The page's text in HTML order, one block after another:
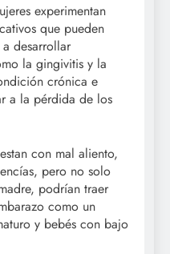
experimentan
que pueden
desarrollar
la gingivitis y la
crónica e
a la pérdida de los
con mal aliento,
pero no solo
podrían traer
como un
y bebés con bajo